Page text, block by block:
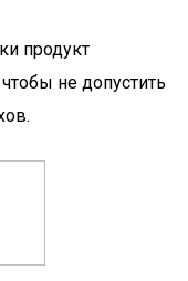
продукт
не допустить